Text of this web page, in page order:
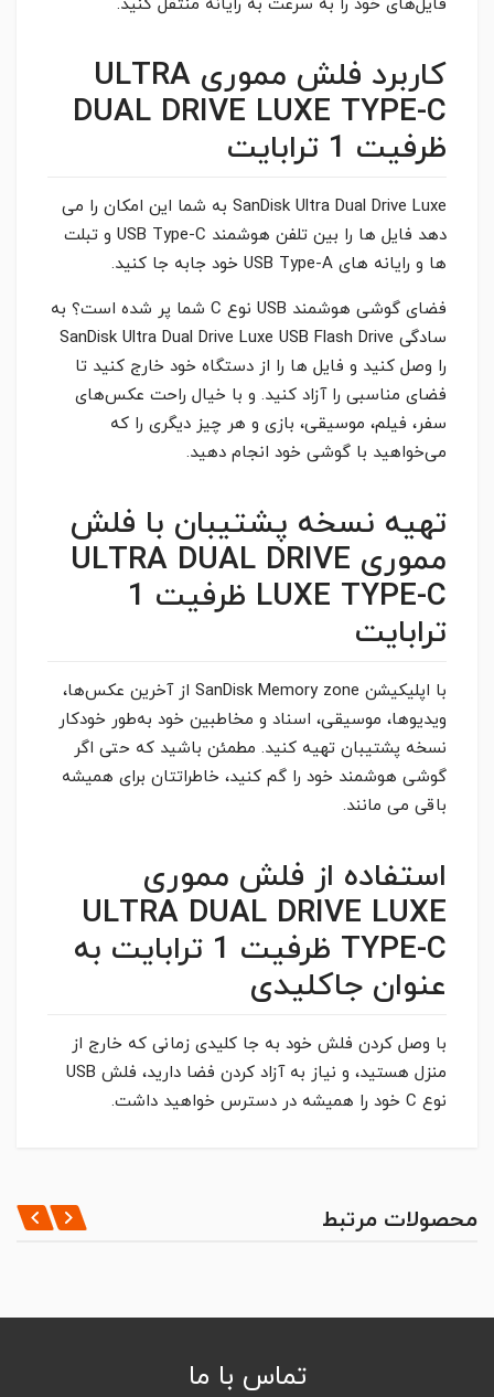
کاربرد فلش مموری ULTRA
DUAL DRIVE LUXE TYPE-C
ظرفیت 1 ترابایت
SanDisk Ultra Dual Drive Luxe به شما این امکان را می
دهد فایل ها را بین تلفن هوشمند USB Type-C و تبلت
ها و رایانه های USB Type-A خود جابه جا کنید.
فضای گوشی هوشمند USB نوع C شما پر شده است؟ به
سادگی SanDisk Ultra Dual Drive Luxe USB Flash Drive
را وصل کنید و فایل ها را از دستگاه خود خارج کنید تا
فضای مناسبی را آزاد کنید. و با خیال راحت عکس‌های
سفر، فیلم، موسیقی، بازی و هر چیز دیگری را که
می‌خواهید با گوشی خود انجام دهید.
تهیه نسخه پشتیبان با فلش
مموری ULTRA DUAL DRIVE
LUXE TYPE-C ظرفیت 1
ترابایت
با اپلیکیشن SanDisk Memory zone از آخرین عکس‌ها،
ویدیوها، موسیقی، اسناد و مخاطبین خود به‌طور خودکار
نسخه پشتیبان تهیه کنید. مطمئن باشید که حتی اگر
گوشی هوشمند خود را گم کنید، خاطراتتان برای همیشه
باقی می مانند.
استفاده از فلش مموری
ULTRA DUAL DRIVE LUXE
TYPE-C ظرفیت 1 ترابایت به
عنوان جاکلیدی
با وصل کردن فلش خود به جا کلیدی زمانی که خارج از
منزل هستید، و نیاز به آزاد کردن فضا دارید، فلش USB
نوع C خود را همیشه در دسترس خواهید داشت.
1TB
PORT TYPE
*
ثبت نظر
محصولات مرتبط
تماس با ما